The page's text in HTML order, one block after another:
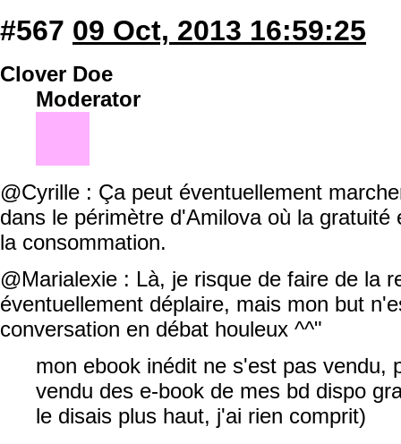
#567 09 Oct, 2013 16:59:25
Clover Doe
Moderator
@Cyrille : Ça peut éventuellement
dans le périmètre d'Amilova où la
la consommation.
@Marialexie : Là, je risque de faire de la
éventuellement déplaire, mais mon but
conversation en débat houleux ^^"
mon ebook inédit ne s'est pas vendu,
vendu des e-book de mes bd dispo
le disais plus haut, j'ai rien comprit)